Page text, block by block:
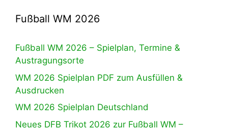
Fußball WM 2026
Fußball WM 2026 – Spielplan, Termine &
Austragungsorte
WM 2026 Spielplan PDF zum Ausfüllen &
Ausdrucken
WM 2026 Spielplan Deutschland
Neues DFB Trikot 2026 zur Fußball WM –